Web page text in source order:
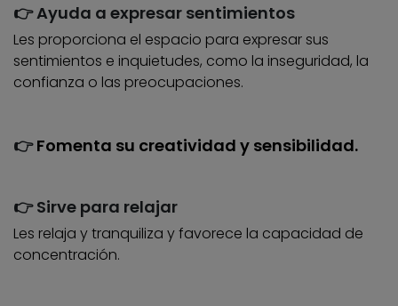
👉 Ayuda a expresar sentimientos
Les proporciona el espacio para expresar sus
sentimientos e inquietudes, como la inseguridad, la
confianza o las preocupaciones.
👉Fomenta su creatividad y sensibilidad.
👉 Sirve para relajar
Les relaja y tranquiliza y favorece la capacidad de
concentración.